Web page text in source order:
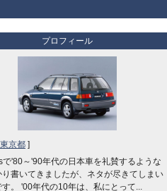
プロフィール
東京都 ]
で'80～'90年代の日本車を礼賛するような
り書いてきましたが、ネタが尽きてしまい
。 '00年代の10年は、私にとって...